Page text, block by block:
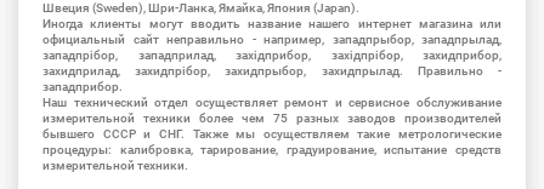
Швеция (Sweden), Шри-Ланка, Ямайка, Япония (Japan).
Иногда клиенты могут вводить название нашего интернет магазина или
официальный сайт неправильно - например, западпрыбор, западпрылад,
западпрібор, западприлад, західприбор, західпрібор, захидприбор,
захидприлад, захидпрібор, захидпрыбор, захидпрылад. Правильно -
западприбор.
Наш технический отдел осуществляет ремонт и сервисное обслуживание
измерительной техники более чем 75 разных заводов производителей
бывшего СССР и СНГ. Также мы осуществляем такие метрологические
процедуры: калибровка, тарирование, градуирование, испытание средств
измерительной техники.